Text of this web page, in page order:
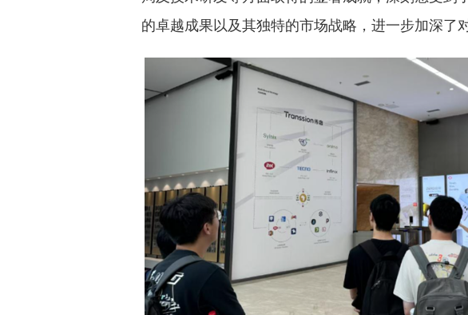
的卓越成果以及其独特的市场战略，进一步加深了